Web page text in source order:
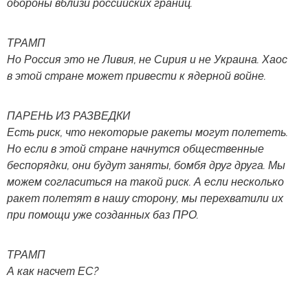
обороны вблизи российских границ.
ТРАМП
Но Россия это не Ливия, не Сирия и не Украина. Хаос
в этой стране может привести к ядерной войне.
ПАРЕНЬ ИЗ РАЗВЕДКИ
Есть риск, что некоторые ракеты могут полететь.
Но если в этой стране начнутся общественные
беспорядки, они будут заняты, бомбя друг друга. Мы
можем согласиться на такой риск. А если несколько
ракет полетят в нашу сторону, мы перехватили их
при помощи уже созданных баз ПРО.
ТРАМП
А как насчет ЕС?